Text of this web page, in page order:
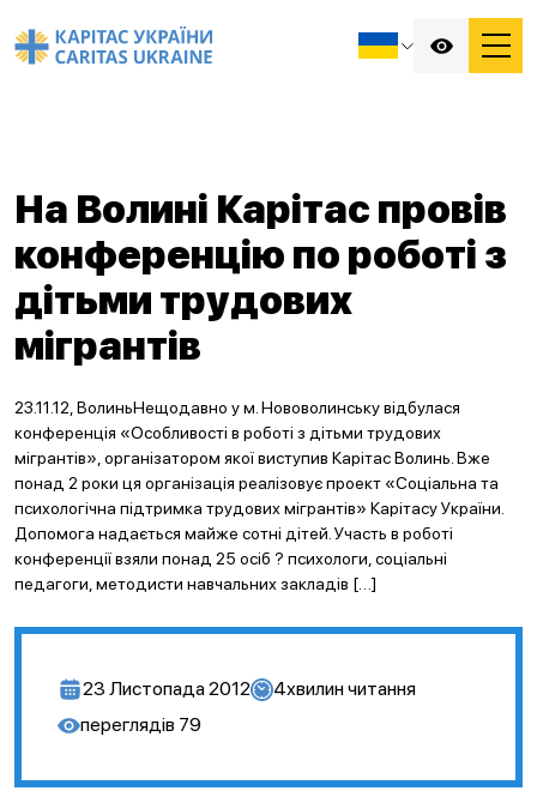
На Волині Карітас провів
конференцію по роботі з
дітьми трудових
мігрантів
23.11.12, ВолиньНещодавно у м. Нововолинську відбулася
конференція «Особливості в роботі з дітьми трудових
мігрантів», організатором якої виступив Карітас Волинь. Вже
понад 2 роки ця організація реалізовує проект «Соціальна та
психологічна підтримка трудових мігрантів» Карітасу України.
Допомога надається майже сотні дітей. Участь в роботі
конференції взяли понад 25 осіб ? психологи, соціальні
педагоги, методисти навчальних закладів […]
23 Листопада 2012 4хвилин читання
переглядів 79